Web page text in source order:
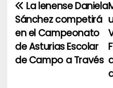
Navegación
de
entradas
La lenense Daniela
Sánchez competirá
en el Campeonato
de Asturias Escolar
de Campo a Través